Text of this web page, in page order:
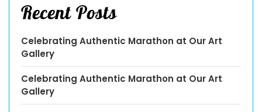
Recent Posts
Celebrating Authentic Marathon at Our Art
Gallery
Celebrating Authentic Marathon at Our Art
Gallery